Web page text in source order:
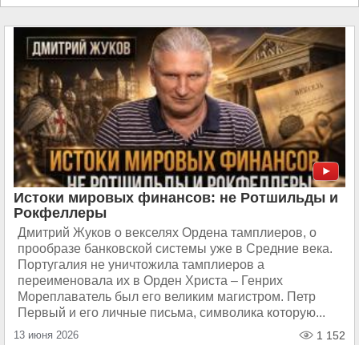
Истоки мировых финансов: не Ротшильды и
Рокфеллеры
Дмитрий Жуков о векселях Ордена тамплиеров, о
прообразе банковской системы уже в Средние века.
Португалия не уничтожила тамплиеров а
переименовала их в Орден Христа – Генрих
Мореплаватель был его великим магистром. Петр
Первый и его личные письма, символика которую...
13 июня 2026 1 152